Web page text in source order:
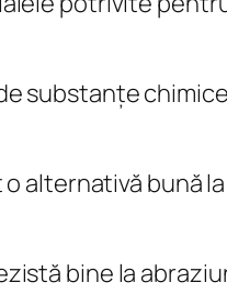
substanțe
alternativă bună
bine la